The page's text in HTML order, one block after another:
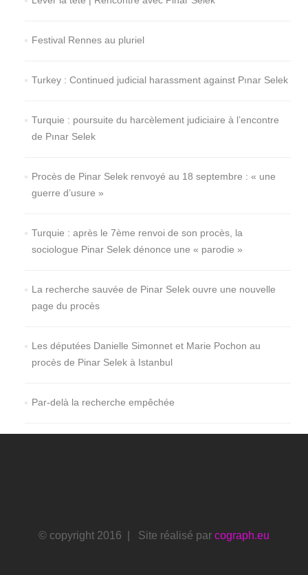
Festival Rennes au pluriel
Turkey : Continued judicial harassment against Pınar Selek
Turquie : poursuite du harcèlement judiciaire à l’encontre
de Pınar Selek
Procès de Pinar Selek renvoyé au 18 septembre : « une
guerre d’usure »
Turquie : après le 7ème renvoi de son procès, la
sociologue Pinar Selek dénonce une « parodie »
La recherche sauvée de Pinar Selek ouvre une nouvelle
page du procès
Les députées Danielle Simonnet et Marie Pochon au
procès de Pinar Selek à Istanbul
Par-delà la recherche empêchée
© copyright 2016 | Site réalisé par cograph.eu